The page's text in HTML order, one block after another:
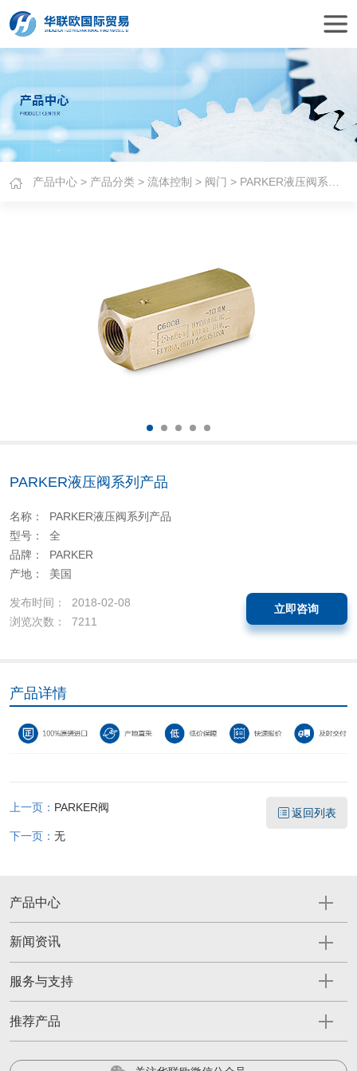
产品中心 > 产品分类 >流体控制 > 阀门 > PARKER液压阀系列产品
PARKER液压阀系列产品
名称： PARKER液压阀系列产品
型号： 全
品牌： PARKER
产地： 美国
发布时间： 2018-02-08
浏览次数： 7211
立即咨询
产品详情
上一页： PARKER阀
下一页： 无
返回列表
产品中心
新闻资讯
服务与支持
推荐产品